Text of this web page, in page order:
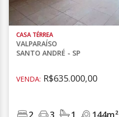
CASA TÉRREA
VALPARAÍSO
SANTO ANDRÉ - SP
VENDA: R$635.000,00
2 3 1 144m²